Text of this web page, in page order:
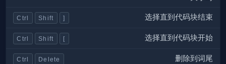
Ctrl Shift ] 选择直到代码块结束
Ctrl Shift [ 选择直到代码块开始
Ctrl Delete 删除到词尾